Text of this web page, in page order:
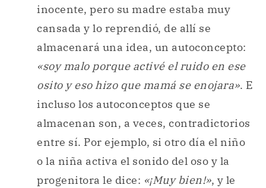
inocente, pero su madre estaba muy
cansada y lo reprendió, de allí se
almacenará una idea, un autoconcepto:
«soy malo porque activé el ruido en ese
osito y eso hizo que mamá se enojara». E
incluso los autoconceptos que se
almacenan son, a veces, contradictorios
entre sí. Por ejemplo, si otro día el niño
o la niña activa el sonido del oso y la
progenitora le dice: «¡Muy bien!», y le